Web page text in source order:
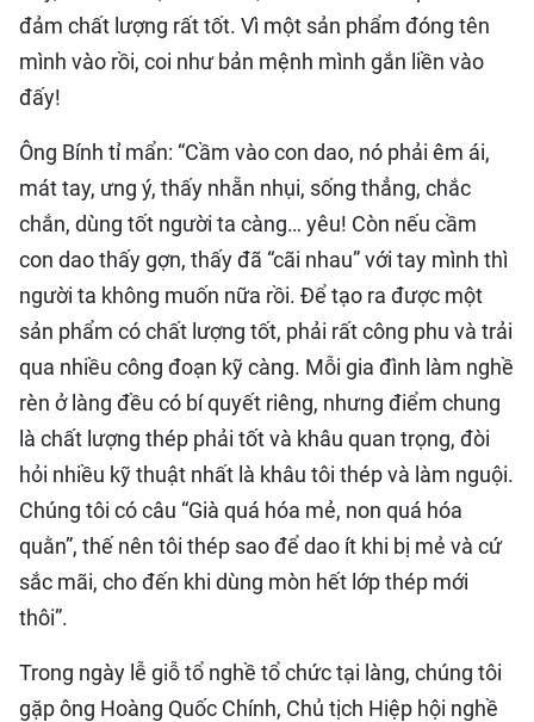
đảm chất lượng rất tốt. Vì một sản phẩm đóng tên
mình vào rồi, coi như bản mệnh mình gắn liền vào
đấy!
Ông Bính tỉ mẩn: “Cầm vào con dao, nó phải êm ái,
mát tay, ưng ý, thấy nhẵn nhụi, sống thẳng, chắc
chắn, dùng tốt người ta càng… yêu! Còn nếu cầm
con dao thấy gợn, thấy đã “cãi nhau” với tay mình thì
người ta không muốn nữa rồi. Để tạo ra được một
sản phẩm có chất lượng tốt, phải rất công phu và trải
qua nhiều công đoạn kỹ càng. Mỗi gia đình làm nghề
rèn ở làng đều có bí quyết riêng, nhưng điểm chung
là chất lượng thép phải tốt và khâu quan trọng, đòi
hỏi nhiều kỹ thuật nhất là khâu tôi thép và làm nguội.
Chúng tôi có câu “Già quá hóa mẻ, non quá hóa
quằn”, thế nên tôi thép sao để dao ít khi bị mẻ và cứ
sắc mãi, cho đến khi dùng mòn hết lớp thép mới
thôi”.
Trong ngày lễ giỗ tổ nghề tổ chức tại làng, chúng tôi
gặp ông Hoàng Quốc Chính, Chủ tịch Hiệp hội nghề